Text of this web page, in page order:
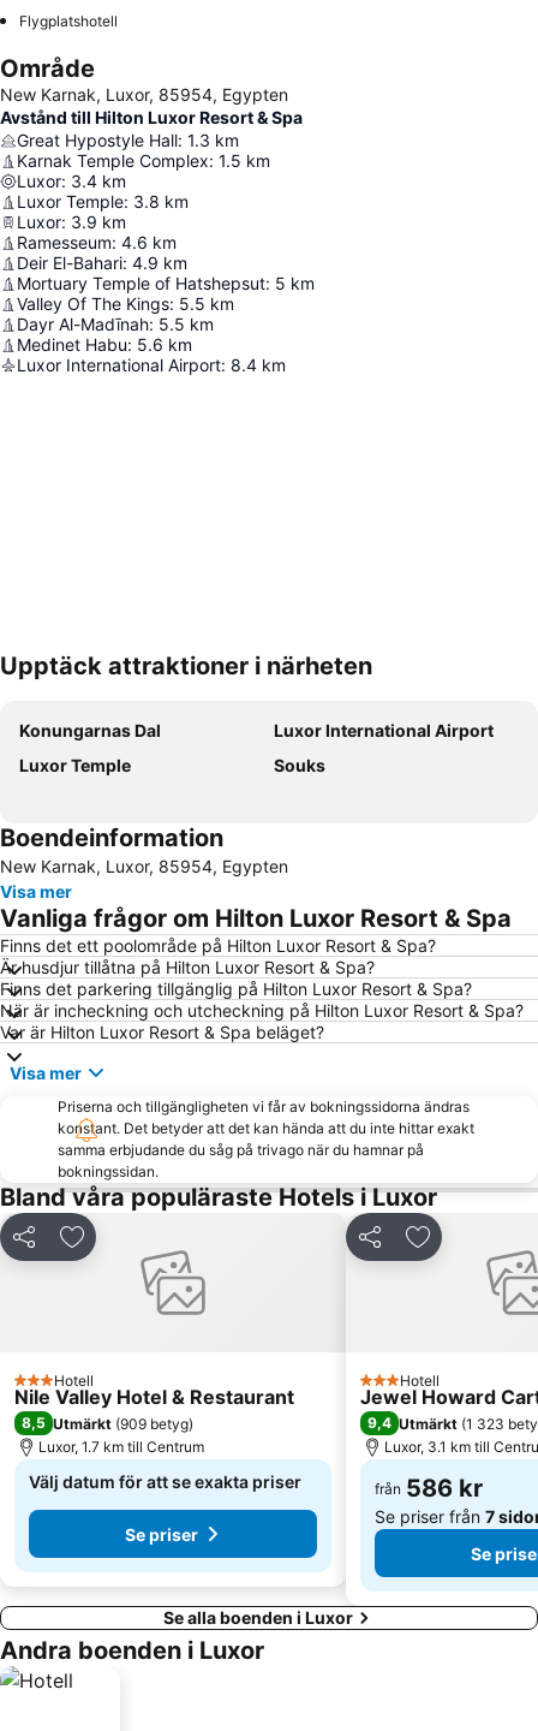
Flygplatshotell
Område
New Karnak, Luxor, 85954, Egypten
Avstånd till Hilton Luxor Resort & Spa
Great Hypostyle Hall: 1.3 km
Karnak Temple Complex: 1.5 km
Luxor: 3.4 km
Luxor Temple: 3.8 km
Luxor: 3.9 km
Ramesseum: 4.6 km
Deir El-Bahari: 4.9 km
Mortuary Temple of Hatshepsut: 5 km
Valley Of The Kings: 5.5 km
Dayr Al-Madīnah: 5.5 km
Medinet Habu: 5.6 km
Luxor International Airport: 8.4 km
Förstora kartan
Upptäck attraktioner i närheten
Konungarnas Dal
Luxor International Airport
Luxor Temple
Souks
Boendeinformation
New Karnak, Luxor, 85954, Egypten
Visa mer
Vanliga frågor om Hilton Luxor Resort & Spa
Finns det ett poolområde på Hilton Luxor Resort & Spa?
Är husdjur tillåtna på Hilton Luxor Resort & Spa?
Finns det parkering tillgänglig på Hilton Luxor Resort & Spa?
När är incheckning och utcheckning på Hilton Luxor Resort & Spa?
Var är Hilton Luxor Resort & Spa beläget?
Visa mer
Priserna och tillgängligheten vi får av bokningssidorna ändras
konstant. Det betyder att det kan hända att du inte hittar exakt
samma erbjudande du såg på trivago när du hamnar på
bokningssidan.
Bland våra populäraste Hotels i Luxor
Dela Lägg till i Mina Favoriter
3 Stjärnor
Hotell
Nile Valley Hotel & Restaurant
8,5 Utmärkt (909 betyg)
Luxor, 1.7 km till Centrum
Välj datum för att se exakta priser
Se priser
Dela Lägg till i
3 Stjärnor
Hotell
Jewel Howard
9,4 Utmärkt (1 323
Luxor, 3.1 km till
från 586 kr
Se priser från 7
Se
Se alla boenden i Luxor
Andra boenden i Luxor